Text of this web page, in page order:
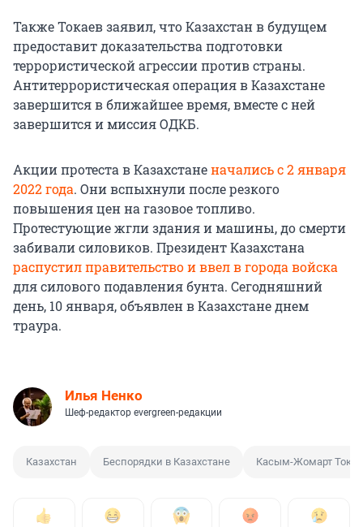
Также Токаев заявил, что Казахстан в будущем
предоставит доказательства подготовки
террористической агрессии против страны.
Антитеррористическая операция в Казахстане
завершится в ближайшее время, вместе с ней
завершится и миссия ОДКБ.
Акции протеста в Казахстаненачались с 2 января
2022 года. Они вспыхнули после резкого
повышения цен на газовое топливо.
Протестующие жгли здания и машины, до смерти
забивали силовиков. Президент Казахстана
распустил правительство и ввел в города войска
для силового подавления бунта. Сегодняшний
день, 10 января, объявлен в Казахстане днем
траура.
Илья Ненко
Шеф-редактор evergreen-редакции
Казахстан Беспорядки в Казахстане Касым-Жомарт